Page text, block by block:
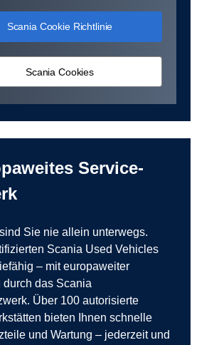
Scania Cookie Richtlinie
Scania Cookies
Service-
Sie nie allein unterwegs.
Scania Used Vehicles
– mit europaweiter
das Scania
Über 100 autorisierte
bieten Ihnen schnelle
und Wartung – jederzeit und